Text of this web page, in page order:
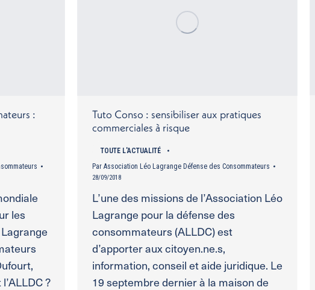
:
les
?
Tuto Conso : sensibiliser aux pratiques
commerciales à risque
TOUTE L'ACTUALITÉ
Par Association Léo Lagrange Défense des Consommateurs
28/09/2018
L’une des missions de l’Association Léo
Lagrange pour la défense des
consommateurs (ALLDC) est
d’apporter aux citoyen.ne.s,
information, conseil et aide juridique. Le
19 septembre dernier à la maison de